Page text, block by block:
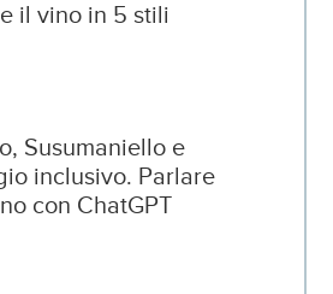
il vino in 5 stili
Susumaniello e
inclusivo. Parlare
con ChatGPT